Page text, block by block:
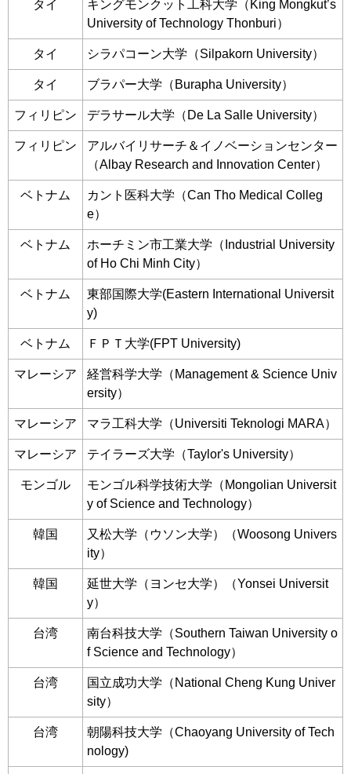
タイ
キングモンクット工科大学（King Mongkut’s
University of Technology Thonburi）
タイ シラパコーン大学（Silpakorn University）
タイ ブラパー大学（Burapha University）
フィリピン デラサール大学（De La Salle University）
フィリピン
アルバイリサーチ＆イノベーションセンター
（Albay Research and Innovation Center）
ベトナム
カント医科大学（Can Tho Medical Colleg
e）
ベトナム
ホーチミン市工業大学（Industrial University
of Ho Chi Minh City）
ベトナム
東部国際大学(Eastern International Universit
y)
ベトナム ＦＰＴ大学(FPT University)
マレーシア
経営科学大学（Management & Science Univ
ersity）
マレーシア マラ工科大学（Universiti Teknologi MARA）
マレーシア テイラーズ大学（Taylor's University）
モンゴル
モンゴル科学技術大学（Mongolian Universit
y of Science and Technology）
韓国
又松大学（ウソン大学）（Woosong Univers
ity）
韓国
延世大学（ヨンセ大学）（Yonsei Universit
y）
台湾
南台科技大学（Southern Taiwan University o
f Science and Technology）
台湾
国立成功大学（National Cheng Kung Univer
sity）
台湾
朝陽科技大学（Chaoyang University of Tech
nology)